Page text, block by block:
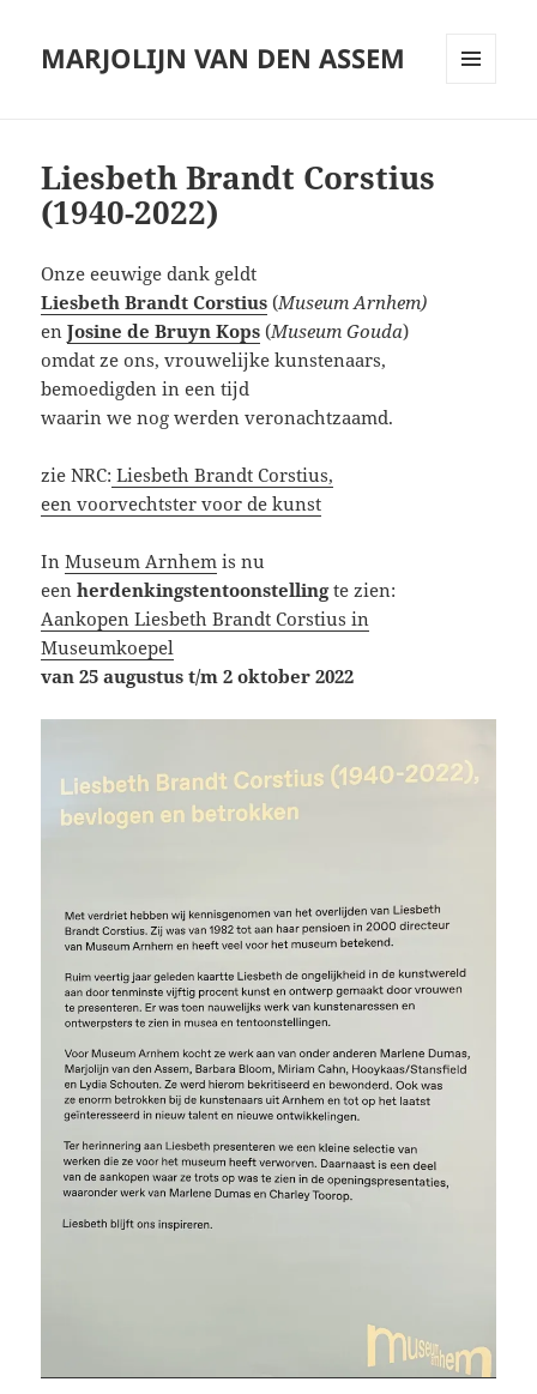
MARJOLIJN VAN DEN ASSEM
Liesbeth Brandt Corstius
(1940-2022)
Onze eeuwige dank geldt
Liesbeth Brandt Corstius (Museum Arnhem)
en Josine de Bruyn Kops (Museum Gouda)
omdat ze ons, vrouwelijke kunstenaars,
bemoedigden in een tijd
waarin we nog werden veronachtzaamd.
zie NRC: Liesbeth Brandt Corstius,
een voorvechtster voor de kunst
InMuseum Arnhem is nu
een herdenkingstentoonstellingte zien:
Aankopen Liesbeth Brandt Corstius in
Museumkoepel
van 25 augustus t/m 2 oktober 2022